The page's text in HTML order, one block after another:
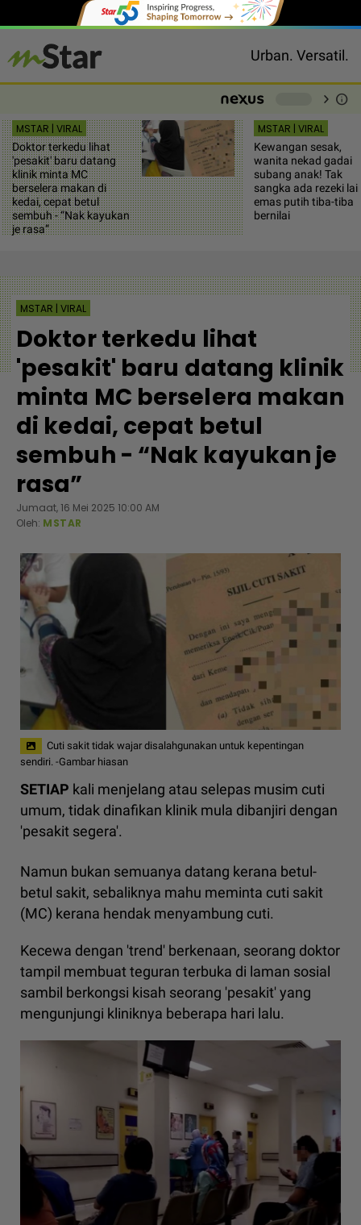
Urban. Versatil.
chevron_right info
MSTAR | VIRAL
Doktor terkedu lihat
'pesakit' baru datang
klinik minta MC
berselera makan di
kedai, cepat betul
sembuh - “Nak kayukan
je rasa”
MSTAR | VIRAL
Kewangan sesak,
wanita nekad gadai
subang anak! Tak
sangka ada rezeki
emas putih tiba-tiba
bernilai
MSTAR | VIRAL
Doktor terkedu lihat
'pesakit' baru datang klinik
minta MC berselera makan
di kedai, cepat betul
sembuh - “Nak kayukan je
rasa”
Jumaat, 16 Mei 2025 10:00 AM
Oleh: MSTAR
Cuti sakit tidak wajar disalahgunakan untuk kepentingan
sendiri. -Gambar hiasan
SETIAP kali menjelang atau selepas musim cuti
umum, tidak dinafikan klinik mula dibanjiri dengan
'pesakit segera'.
Namun bukan semuanya datang kerana betul-
betul sakit, sebaliknya mahu meminta cuti sakit
(MC) kerana hendak menyambung cuti.
Kecewa dengan 'trend' berkenaan, seorang doktor
tampil membuat teguran terbuka di laman sosial
sambil berkongsi kisah seorang 'pesakit' yang
mengunjungi kliniknya beberapa hari lalu.